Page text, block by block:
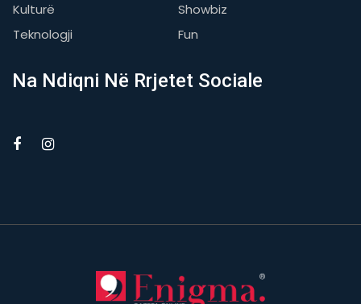
Kulturë
Showbiz
Teknologji
Fun
Na Ndiqni Në Rrjetet Sociale